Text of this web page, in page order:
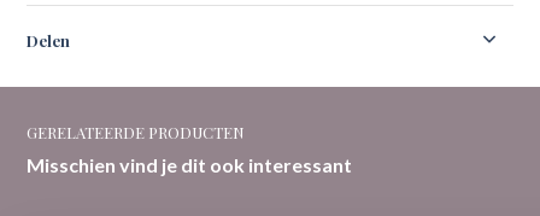
Delen
GERELATEERDE PRODUCTEN
Misschien vind je dit ook interessant